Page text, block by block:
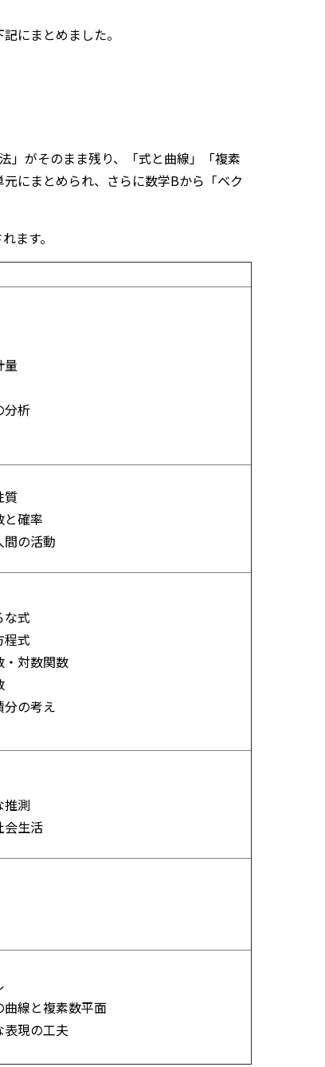
にまとめました。
がそのまま残り、「式と曲線」「複素
にまとめられ、さらに数学Bから「ベク
ます。
量
分析
質
と確率
間の活動
な式
程式
・対数関数
分の考え
推測
会生活
曲線と複素数平面
表現の工夫